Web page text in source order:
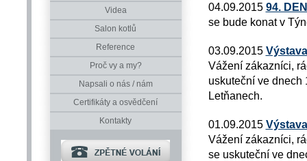
Videa
Salon kotlů
Reference
Proč vy a my?
Napsali o nás / nám
Certifikáty a osvědčení
Kontakty
04.09.2015 94.
se bude konat v
03.09.2015
Vážení zákazníci,
uskuteční ve dnech
Letňanech.
01.09.2015
Vážení zákazníci,
se uskuteční ve